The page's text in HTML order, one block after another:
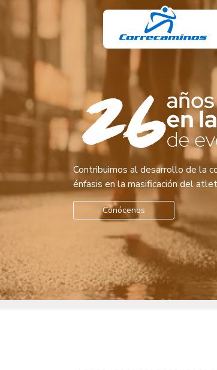
Contribuimos al desarrollo de la
énfasis en la masificación del
Conócenos